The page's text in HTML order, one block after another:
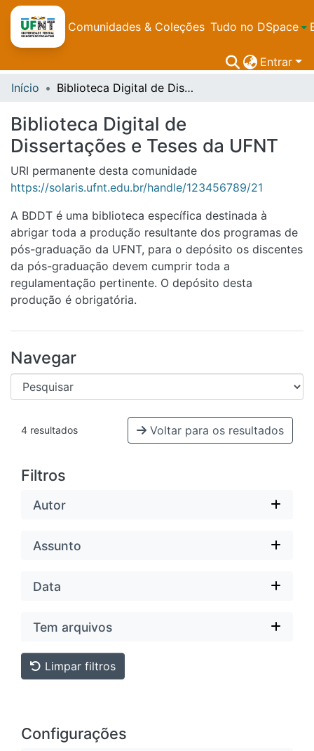
Comunidades & Coleções Tudo no DSpace
Entrar
Início
Biblioteca Digital de Dissertações e Teses da UFNT
Biblioteca Digital de
Dissertações e Teses da UFNT
URI permanente desta comunidade
https://solaris.ufnt.edu.br/handle/123456789/21
A BDDT é uma biblioteca específica destinada à
abrigar toda a produção resultante dos programas de
pós-graduação da UFNT, para o depósito os discentes
da pós-graduação devem cumprir toda a
regulamentação pertinente. O depósito desta
produção é obrigatória.
Navegar
4 resultados Voltar para os resultados
Filtros
Autor
Assunto
Data
Tem arquivos
Limpar filtros
Configurações